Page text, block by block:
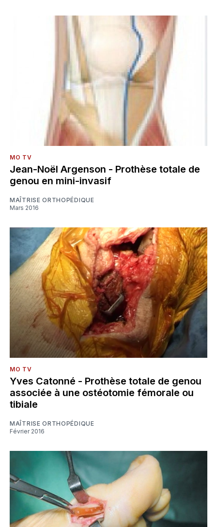
MO TV
Jean-Noël Argenson - Prothèse totale de
genou en mini-invasif
MAÎTRISE ORTHOPÉDIQUE
Mars 2016
MO TV
Yves Catonné - Prothèse totale de genou
associée à une ostéotomie fémorale ou
tibiale
MAÎTRISE ORTHOPÉDIQUE
Février 2016